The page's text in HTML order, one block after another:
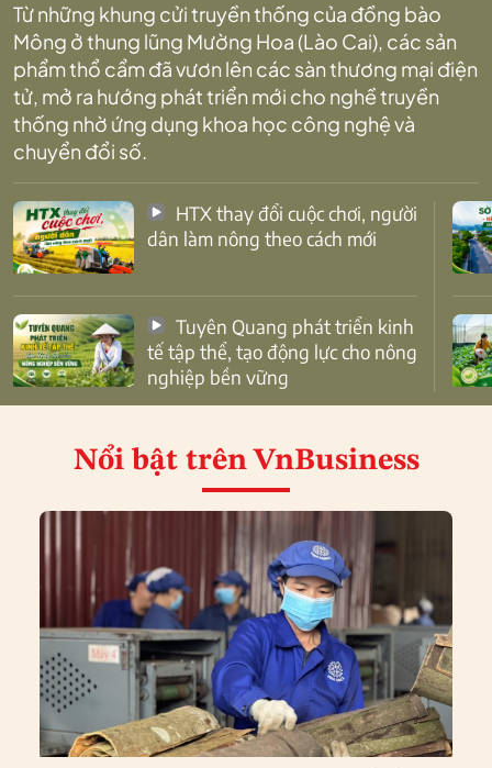
Từ những khung cửi truyền thống của đồng bào
Mông ở thung lũng Mường Hoa (Lào Cai), các sản
phẩm thổ cẩm đã vươn lên các sàn thương mại điện
tử, mở ra hướng phát triển mới cho nghề truyền
thống nhờ ứng dụng khoa học công nghệ và
chuyển đổi số.
dân làm nông theo cách mới
tế tập thể, tạo động lực cho nông
nghiệp bền vững
Nổi bật trên VnBusiness